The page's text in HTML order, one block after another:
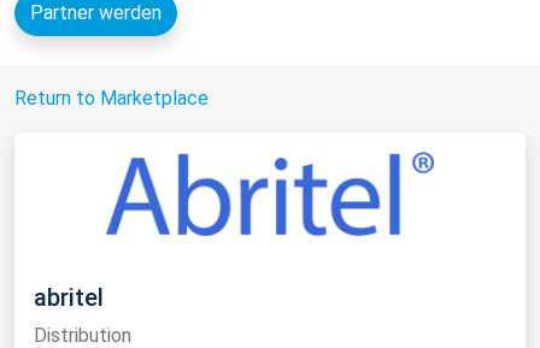
Partner werden
Return to Marketplace
abritel
Distribution